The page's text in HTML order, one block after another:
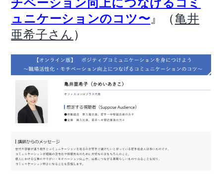
チベーション向上につなげるコミ
ュニケーションのコツ〜 』（亀井
亜希子さん ）